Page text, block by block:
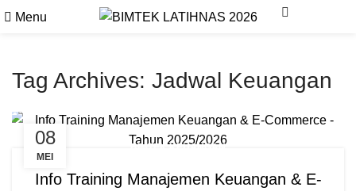
Menu
Tag Archives: Jadwal Keuangan
08
MEI
BIMTEK KEUANGAN
Info Training Manajemen Keuangan & E-